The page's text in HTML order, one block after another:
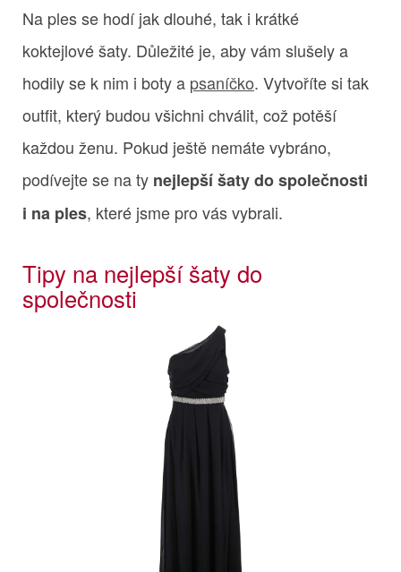
Na ples se hodí jak dlouhé, tak i krátké
koktejlové šaty. Důležité je, aby vám slušely a
hodily se k nim i boty a psaníčko. Vytvoříte si tak
outfit, který budou všichni chválit, což potěší
každou ženu. Pokud ještě nemáte vybráno,
podívejte se na ty nejlepší šaty do společnosti
i na ples, které jsme pro vás vybrali.
Tipy na nejlepší šaty do
společnosti